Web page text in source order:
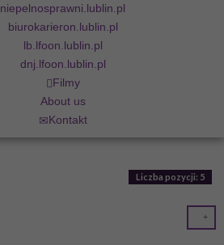
niepelnosprawni.lublin.pl
biurokarieron.lublin.pl
lb.lfoon.lublin.pl
dnj.lfoon.lublin.pl
Filmy
About us
Kontakt
Liczba pozycji: 5